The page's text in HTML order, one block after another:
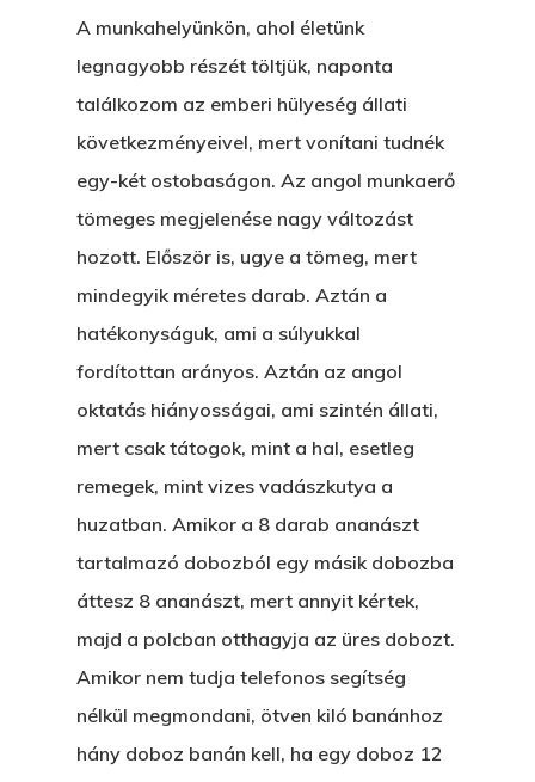
A munkahelyünkön, ahol életünk
legnagyobb részét töltjük, naponta
találkozom az emberi hülyeség állati
következményeivel, mert vonítani tudnék
egy-két ostobaságon. Az angol munkaerő
tömeges megjelenése nagy változást
hozott. Először is, ugye a tömeg, mert
mindegyik méretes darab. Aztán a
hatékonyságuk, ami a súlyukkal
fordítottan arányos. Aztán az angol
oktatás hiányosságai, ami szintén állati,
mert csak tátogok, mint a hal, esetleg
remegek, mint vizes vadászkutya a
huzatban. Amikor a 8 darab ananászt
tartalmazó dobozból egy másik dobozba
áttesz 8 ananászt, mert annyit kértek,
majd a polcban otthagyja az üres dobozt.
Amikor nem tudja telefonos segítség
nélkül megmondani, ötven kiló banánhoz
hány doboz banán kell, ha egy doboz 12
A Vér Nem Válik Vízzé
Egy Nyár
Ajándék – Karácsonyi
Történetek
EGY LAKTANYÁT,
A PESTIA
Akkor És Ott
Nem Szégyen Az
KI-BEJÁRAT
És Akkor A Balta
Pofád, Az Van!
Ment A Hűtlen
FELICITÁ
Betli
Bristolt Látni
Feliratkozás
Kapcsolat
Bakker Gyuri
Hírek
Wow Look At This!
This is an optional,
customizable off canvas
About Salient
The Castle
Unit 345
2500 Castle Dr
Manhattan, NY